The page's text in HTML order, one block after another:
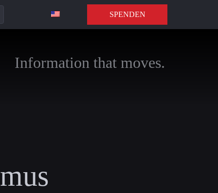
SPENDEN
Information that moves.